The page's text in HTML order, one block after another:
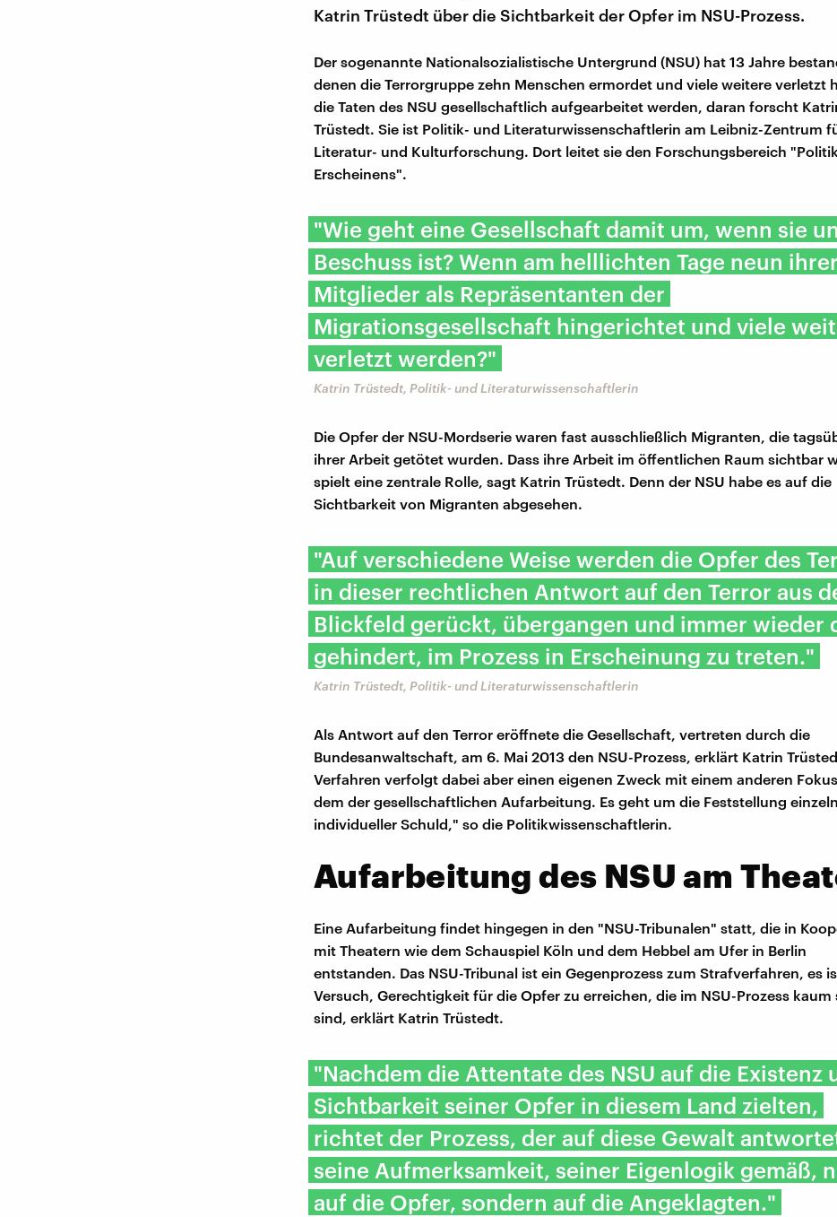
Katrin Trüstedt über die Sichtbarkeit der Opfer im NSU-Prozess.
Der sogenannte Nationalsozialistische Untergrund (NSU) hat 13 Jahre
denen die Terrorgruppe zehn Menschen ermordet und viele weitere verletzt
die Taten des NSU gesellschaftlich aufgearbeitet werden, daran forscht
Trüstedt. Sie ist Politik- und Literaturwissenschaftlerin am Leibniz-Zentrum
Literatur- und Kulturforschung. Dort leitet sie den Forschungsbereich
Erscheinens".
"Wie geht eine Gesellschaft damit um, wenn sie
Beschuss ist? Wenn am helllichten Tage neun ihrer
Mitglieder als Repräsentanten der
Migrationsgesellschaft hingerichtet und viele
verletzt werden?"
Katrin Trüstedt, Politik- und Literaturwissenschaftlerin
Die Opfer der NSU-Mordserie waren fast ausschließlich Migranten, die
ihrer Arbeit getötet wurden. Dass ihre Arbeit im öffentlichen Raum sichtbar
spielt eine zentrale Rolle, sagt Katrin Trüstedt. Denn der NSU habe es auf die
Sichtbarkeit von Migranten abgesehen.
"Auf verschiedene Weise werden die Opfer des
in dieser rechtlichen Antwort auf den Terror aus
Blickfeld gerückt, übergangen und immer wieder
gehindert, im Prozess in Erscheinung zu treten."
Katrin Trüstedt, Politik- und Literaturwissenschaftlerin
Als Antwort auf den Terror eröffnete die Gesellschaft, vertreten durch die
Bundesanwaltschaft, am 6. Mai 2013 den NSU-Prozess, erklärt Katrin
Verfahren verfolgt dabei aber einen eigenen Zweck mit einem anderen
dem der gesellschaftlichen Aufarbeitung. Es geht um die Feststellung
individueller Schuld," so die Politikwissenschaftlerin.
Aufarbeitung des NSU am
Eine Aufarbeitung findet hingegen in den "NSU-Tribunalen" statt, die in
mit Theatern wie dem Schauspiel Köln und dem Hebbel am Ufer in Berlin
entstanden. Das NSU-Tribunal ist ein Gegenprozess zum Strafverfahren, es
Versuch, Gerechtigkeit für die Opfer zu erreichen, die im NSU-Prozess
sind, erklärt Katrin Trüstedt.
"Nachdem die Attentate des NSU auf die Existenz
Sichtbarkeit seiner Opfer in diesem Land zielten,
richtet der Prozess, der auf diese Gewalt
seine Aufmerksamkeit, seiner Eigenlogik gemäß,
auf die Opfer, sondern auf die Angeklagten."